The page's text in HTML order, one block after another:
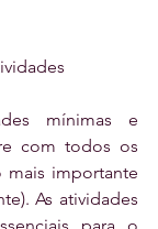
mínimas e
com todos os
mais importante
As atividades